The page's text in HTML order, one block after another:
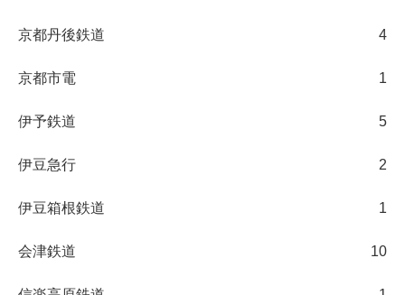
京都丹後鉄道 4
京都市電 1
伊予鉄道 5
伊豆急行 2
伊豆箱根鉄道 1
会津鉄道 10